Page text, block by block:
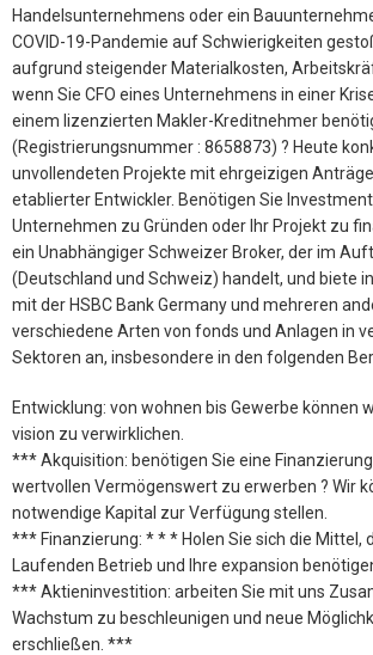
Handelsunternehmens oder ein
COVID-19-Pandemie auf Schwierigkeiten
aufgrund steigender Materialkosten,
wenn Sie CFO eines Unternehmens in einer
einem lizenzierten Makler-Kreditnehmer
(Registrierungsnummer : 8658873) ? Heute
unvollendeten Projekte mit ehrgeizigen
etablierter Entwickler. Benötigen Sie
Unternehmen zu Gründen oder Ihr Projekt zu
ein Unabhängiger Schweizer Broker, der im
(Deutschland und Schweiz) handelt, und biete
mit der HSBC Bank Germany und mehreren
verschiedene Arten von fonds und Anlagen in
Sektoren an, insbesondere in den folgenden
Entwicklung: von wohnen bis Gewerbe können
vision zu verwirklichen.
*** Akquisition: benötigen Sie eine
wertvollen Vermögenswert zu erwerben ? Wir
notwendige Kapital zur Verfügung stellen.
*** Finanzierung: * * * Holen Sie sich die Mittel,
Laufenden Betrieb und Ihre expansion
*** Aktieninvestition: arbeiten Sie mit uns
Wachstum zu beschleunigen und neue
erschließen. ***